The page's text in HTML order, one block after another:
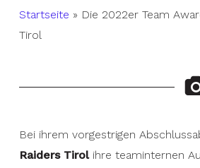
Startseite » Die 2022er Team
Tirol
Bei ihrem vorgestrigen
Raiders Tirolihre teaminternen